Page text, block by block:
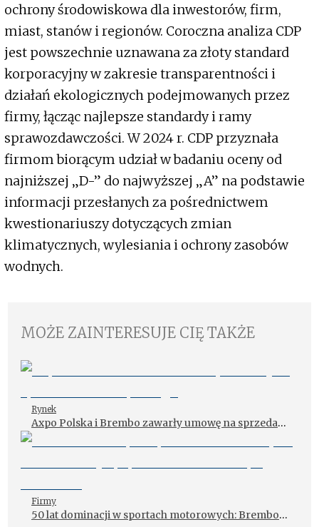
ochrony środowiskowa dla inwestorów, firm,
miast, stanów i regionów. Coroczna analiza CDP
jest powszechnie uznawana za złoty standard
korporacyjny w zakresie transparentności i
działań ekologicznych podejmowanych przez
firmy, łącząc najlepsze standardy i ramy
sprawozdawczości. W 2024 r. CDP przyznała
firmom biorącym udział w badaniu oceny od
najniższej „D-” do najwyższej „A” na podstawie
informacji przesłanych za pośrednictwem
kwestionariuszy dotyczących zmian
klimatycznych, wylesiania i ochrony zasobów
wodnych.
MOŻE ZAINTERESUJE CIĘ TAKŻE
Rynek
Axpo Polska i Brembo zawarły umowę na sprzedaż
zielonej energii
Firmy
50 lat dominacji w sportach motorowych: Brembo